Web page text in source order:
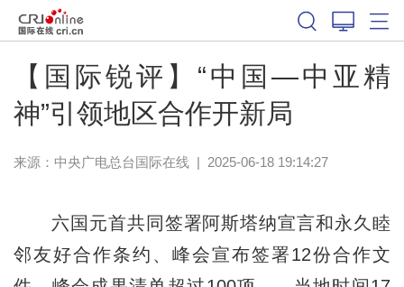
【国际锐评】“中国—中亚精
神”引领地区合作开新局
来源：中央广电总台国际在线| 2025-06-18 19:14:27
六国元首共同签署阿斯塔纳宣言和永久睦
邻友好合作条约、峰会宣布签署12份合作文